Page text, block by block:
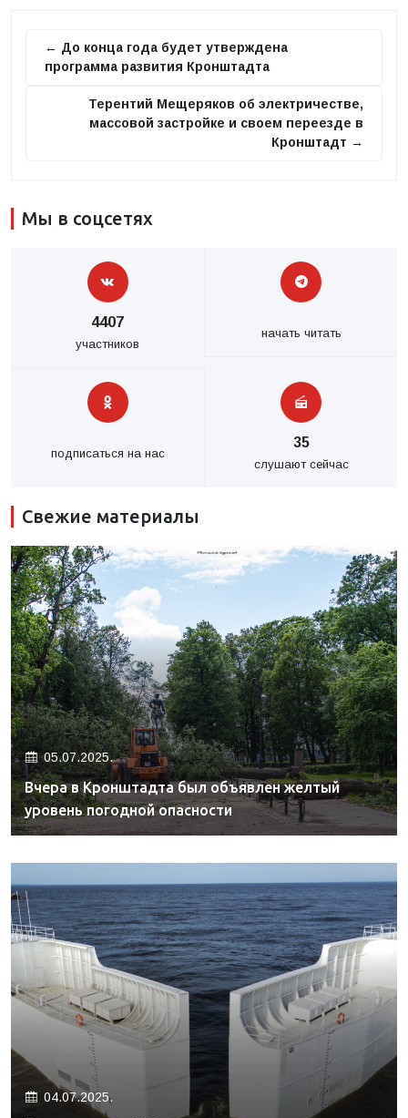
← До конца года будет утверждена
программа развития Кронштадта
Терентий Мещеряков об электричестве,
массовой застройке и своем переезде в
Кронштадт →
Мы в соцсетях
4407
участников
начать читать
подписаться на нас
35
слушают сейчас
Свежие материалы
05.07.2025.
Вчера в Кронштадта был объявлен желтый
уровень погодной опасности
04.07.2025.